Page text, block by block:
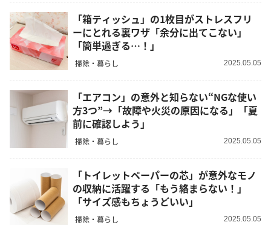
「箱ティッシュ」の1枚目がストレスフリ
ーにとれる裏ワザ「余分に出てこない」
「簡単過ぎる…！」
掃除・暮らし 2025.05.05
「エアコン」の意外と知らない“NGな使い
方3つ”→「故障や火災の原因になる」「夏
前に確認しよう」
掃除・暮らし 2025.05.05
「トイレットペーパーの芯」が意外なモノ
の収納に活躍する「もう絡まらない！」
「サイズ感もちょうどいい」
掃除・暮らし 2025.05.05